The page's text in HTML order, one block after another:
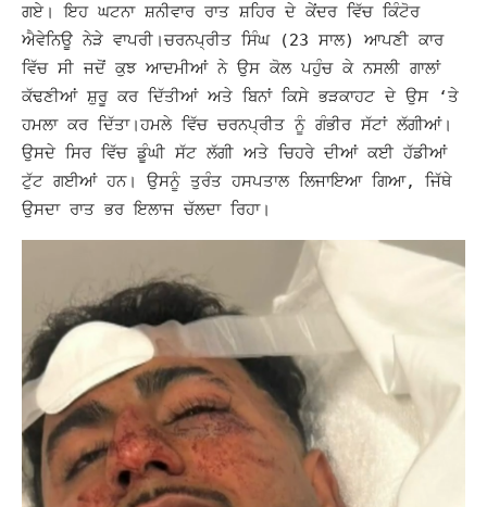
ਗਏ। ਇਹ ਘਟਨਾ ਸ਼ਨੀਵਾਰ ਰਾਤ ਸ਼ਹਿਰ ਦੇ ਕੇਂਦਰ ਵਿੱਚ ਕਿੰਟੋਰ
ਐਵੇਨਿਊ ਨੇੜੇ ਵਾਪਰੀ।ਚਰਨਪ੍ਰੀਤ ਸਿੰਘ (23 ਸਾਲ) ਆਪਣੀ ਕਾਰ
ਵਿੱਚ ਸੀ ਜਦੋਂ ਕੁਝ ਆਦਮੀਆਂ ਨੇ ਉਸ ਕੋਲ ਪਹੁੰਚ ਕੇ ਨਸਲੀ ਗਾਲਾਂ
ਕੱਢਣੀਆਂ ਸ਼ੁਰੂ ਕਰ ਦਿੱਤੀਆਂ ਅਤੇ ਬਿਨਾਂ ਕਿਸੇ ਭੜਕਾਹਟ ਦੇ ਉਸ ‘ਤੇ
ਹਮਲਾ ਕਰ ਦਿੱਤਾ।ਹਮਲੇ ਵਿੱਚ ਚਰਨਪ੍ਰੀਤ ਨੂੰ ਗੰਭੀਰ ਸੱਟਾਂ ਲੱਗੀਆਂ।
ਉਸਦੇ ਸਿਰ ਵਿੱਚ ਡੂੰਘੀ ਸੱਟ ਲੱਗੀ ਅਤੇ ਚਿਹਰੇ ਦੀਆਂ ਕਈ ਹੱਡੀਆਂ
ਟੁੱਟ ਗਈਆਂ ਹਨ। ਉਸਨੂੰ ਤੁਰੰਤ ਹਸਪਤਾਲ ਲਿਜਾਇਆ ਗਿਆ, ਜਿੱਥੇ
ਉਸਦਾ ਰਾਤ ਭਰ ਇਲਾਜ ਚੱਲਦਾ ਰਿਹਾ।